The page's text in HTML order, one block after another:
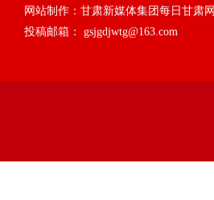
网站制作：甘肃新媒体集团每日甘肃网
投稿邮箱： gsjgdjwtg@163.com